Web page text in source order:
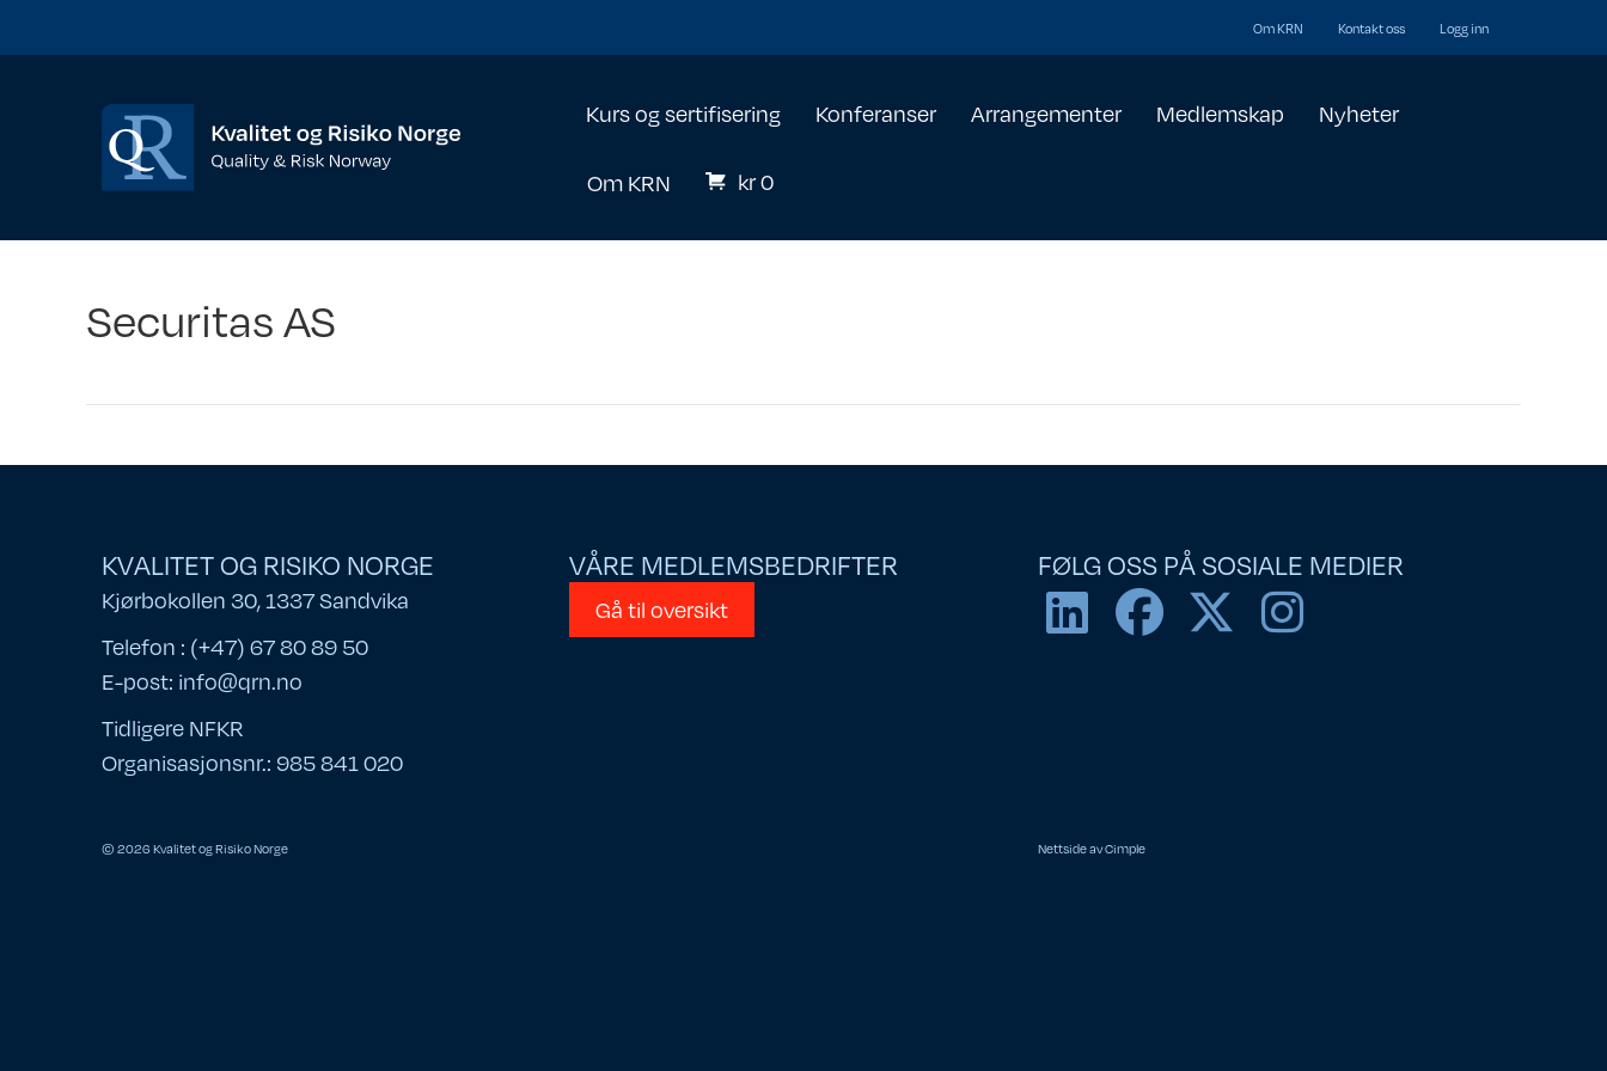
Om KRN Kontakt oss Logg inn
Kurs og sertifisering Konferanser Arrangementer Medlemskap Nyheter
Om KRN kr0
Securitas AS
KVALITET OG RISIKO NORGE
Kjørbokollen 30, 1337 Sandvika
Telefon : (+47) 67 80 89 50
E-post: info@qrn.no
Tidligere NFKR
Organisasjonsnr.: 985 841 020
VÅRE MEDLEMSBEDRIFTER
Gå til oversikt
FØLG OSS PÅ SOSIALE MEDIER
© 2026 Kvalitet og Risiko Norge Nettside avCimple